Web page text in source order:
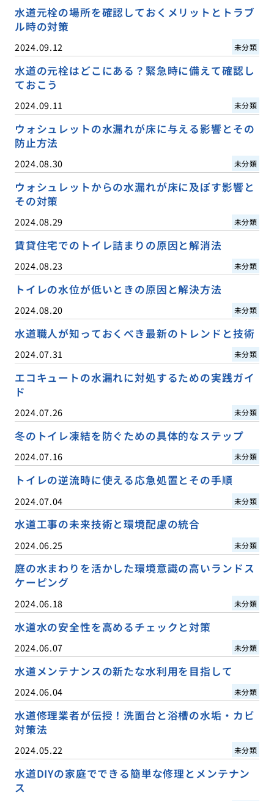
水道元栓の場所を確認しておくメリットとトラブ
ル時の対策
2024.09.12 未分類
水道の元栓はどこにある？緊急時に備えて確認し
ておこう
2024.09.11 未分類
ウォシュレットの水漏れが床に与える影響とその
防止方法
2024.08.30 未分類
ウォシュレットからの水漏れが床に及ぼす影響と
その対策
2024.08.29 未分類
賃貸住宅でのトイレ詰まりの原因と解消法
2024.08.23 未分類
トイレの水位が低いときの原因と解決方法
2024.08.20 未分類
水道職人が知っておくべき最新のトレンドと技術
2024.07.31 未分類
エコキュートの水漏れに対処するための実践ガイ
ド
2024.07.26 未分類
冬のトイレ凍結を防ぐための具体的なステップ
2024.07.16 未分類
トイレの逆流時に使える応急処置とその手順
2024.07.04 未分類
水道工事の未来技術と環境配慮の統合
2024.06.25 未分類
庭の水まわりを活かした環境意識の高いランドス
ケーピング
2024.06.18 未分類
水道水の安全性を高めるチェックと対策
2024.06.07 未分類
水道メンテナンスの新たな水利用を目指して
2024.06.04 未分類
水道修理業者が伝授！洗面台と浴槽の水垢・カビ
対策法
2024.05.22 未分類
水道DIYの家庭でできる簡単な修理とメンテナン
ス